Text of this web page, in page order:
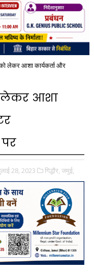
को लेकर आशा कार्यकर्ता और
लेकर आशा
28, 2023 गिद्धौर, जमुई,